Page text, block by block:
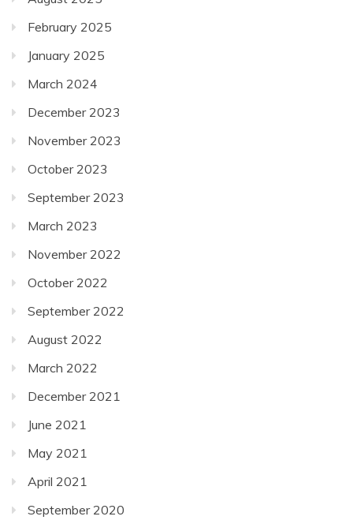
February 2025
January 2025
March 2024
December 2023
November 2023
October 2023
September 2023
March 2023
November 2022
October 2022
September 2022
August 2022
March 2022
December 2021
June 2021
May 2021
April 2021
September 2020